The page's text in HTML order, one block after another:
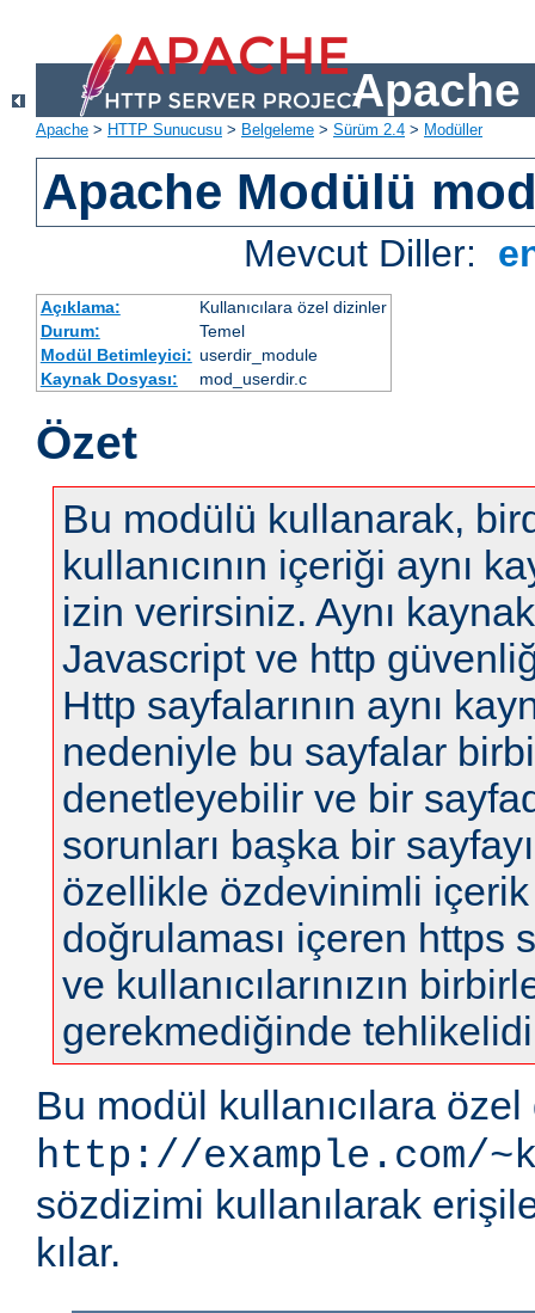
Apache
Apache > HTTP Sunucusu > Belgeleme > Sürüm 2.4 > Modüller
Apache Modülü
Mevcut Diller:
Açıklama:
Kullanıcılara özel dizinler
Durum:
Temel
Modül Betimleyici: userdir_module
Kaynak Dosyası:
mod_userdir.c
Özet
Bu modülü kullanarak,
kullanıcının içeriği aynı
izin verirsiniz. Aynı
Javascript ve http
Http sayfalarının aynı
nedeniyle bu sayfalar
denetleyebilir ve bir
sorunları başka bir
özellikle özdevinimli
doğrulaması içeren https
ve kullanıcılarınızın
gerekmediğinde
Bu modül kullanıcılara
http://example.com/
sözdizimi kullanılarak
kılar.